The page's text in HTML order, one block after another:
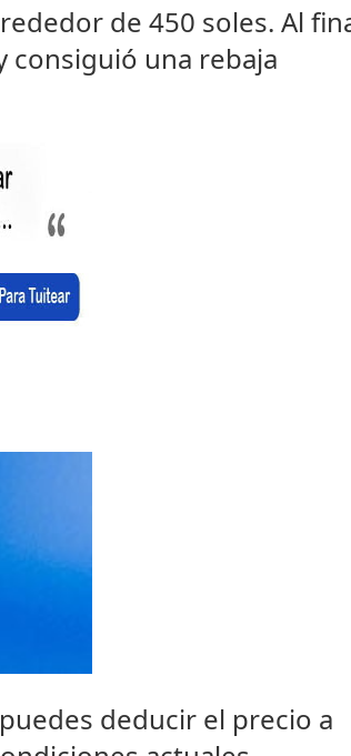
de 450 soles. Al
consiguió una rebaja
deducir el precio a